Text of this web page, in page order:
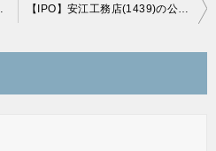
円」で決定 【IPO】安江工務店(1439)の公開価格は仮条件の「上限1,250円」で決定